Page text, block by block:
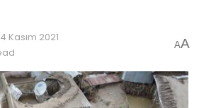
4 Kasım 2021
AA